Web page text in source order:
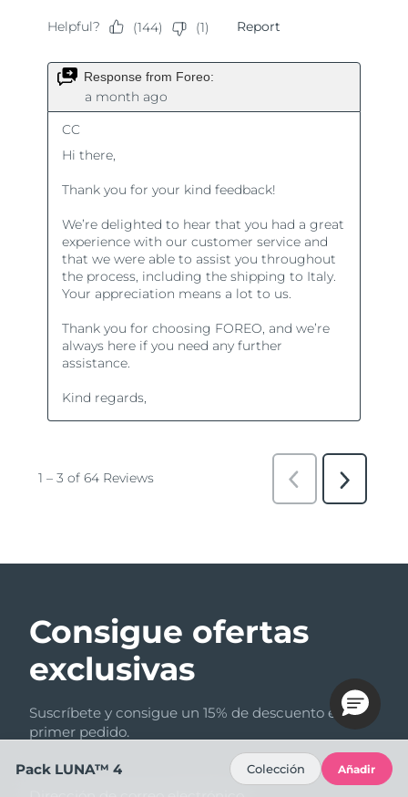
Consigue ofertas
exclusivas
Suscríbete y consigue un 15% de descuento en tu
primer pedido.
Pack LUNA™ 4 Colección Añadir